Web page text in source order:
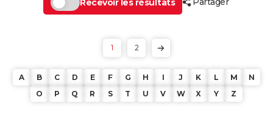
Recevoir les résultats
1 2
A B C D E F G H I J K L M
N
O
P Q R S T U V W X Y Z